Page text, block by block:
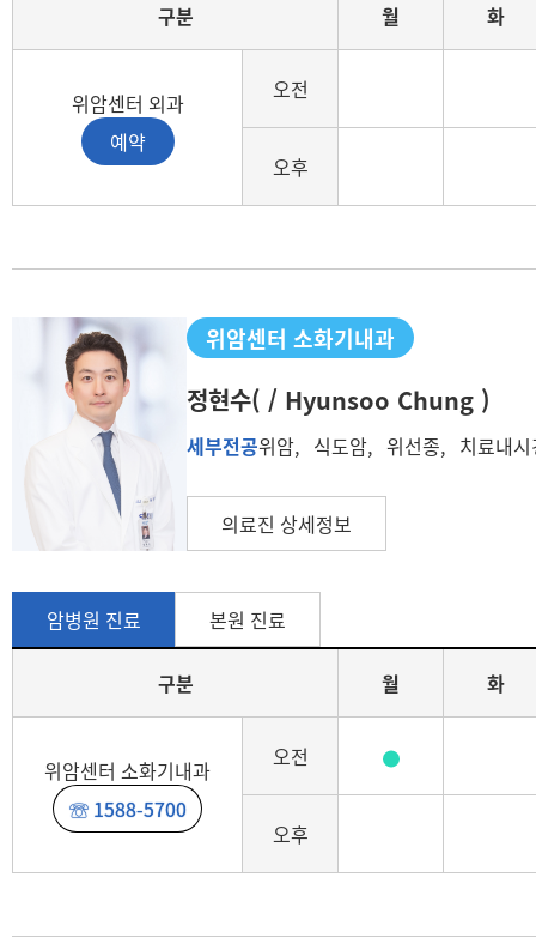
구분 월 화
위암센터 외과
예약
오전
오후
위암센터 소화기내과
정현수( / Hyunsoo Chung )
세부전공위암, 식도암, 위선종, 치료내
의료진 상세정보
암병원 진료 본원 진료
구분 월 화
위암센터 소화기내과
☏ 1588-5700
오전
오후